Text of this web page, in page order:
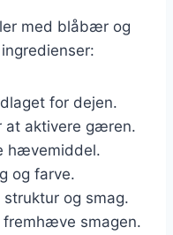
med blåbær og
for dejen.
at aktivere gæren.
hævemiddel.
og farve.
og smag.
fremhæve smagen.